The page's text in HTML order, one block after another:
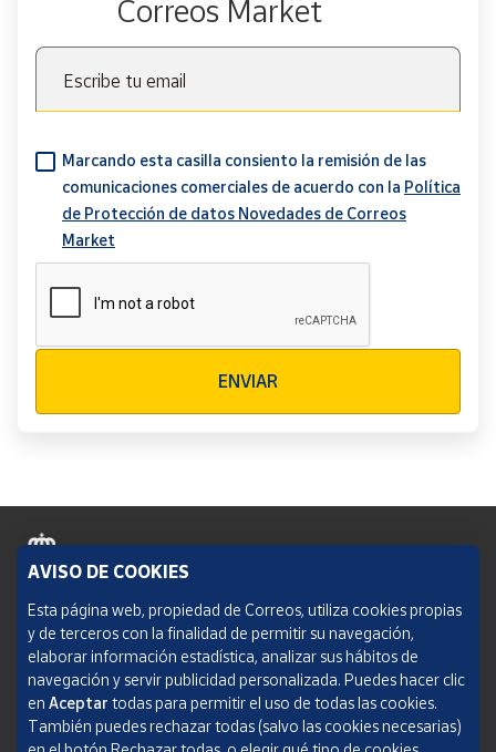
Correos Market
Escribe tu email
Marcando esta casilla consiento la remisión de las
comunicaciones comerciales de acuerdo con la Política
de Protección de datos Novedades de Correos
Market
ENVIAR
Política de cookies
Aviso legal
Condiciones del servicio
Política de Privacidad Web
AVISO DE COOKIES
Esta página web, propiedad de Correos, utiliza cookies propias
y de terceros con la finalidad de permitir su navegación,
elaborar información estadística, analizar sus hábitos de
navegación y servir publicidad personalizada. Puedes hacer clic
en Aceptar todas para permitir el uso de todas las cookies.
También puedes rechazar todas (salvo las cookies necesarias)